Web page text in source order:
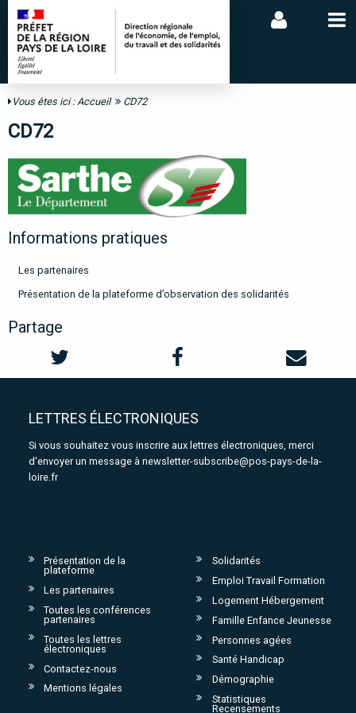
Vous êtes ici :Accueil CD72
CD72
Informations pratiques
Les partenaires
Présentation de la plateforme d’observation des solidarités
Partage
LETTRES ÉLECTRONIQUES
Si vous souhaitez vous inscrire aux lettres électroniques, merci
d'envoyer un message à newsletter-subscribe@pos-pays-de-la-
loire.fr
Présentation de la
plateforme
Les partenaires
Toutes les conférences
partenaires
Toutes les lettres
électroniques
Contactez-nous
Mentions légales
Solidarités
Emploi Travail Formation
Logement Hébergement
Famille Enfance Jeunesse
Personnes agées
Santé Handicap
Démographie
Statistiques
Recensements